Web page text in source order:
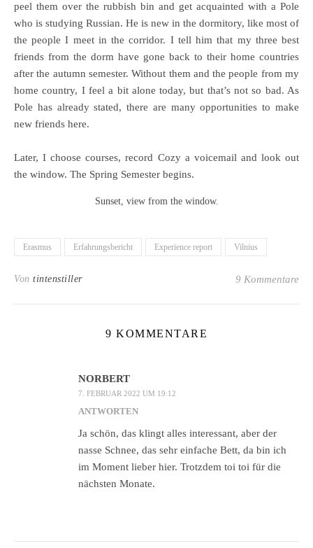
peel them over the rubbish bin and get acquainted with a Pole
who is studying Russian. He is new in the dormitory, like most of
the people I meet in the corridor. I tell him that my three best
friends from the dorm have gone back to their home countries
after the autumn semester. Without them and the people from my
home country, I feel a bit alone today, but that’s not so bad. As
Pole has already stated, there are many opportunities to make
new friends here.
Later, I choose courses, record Cozy a voicemail and look out
the window. The Spring Semester begins.
Sunset, view from the window.
Erasmus Erfahrungsbericht Experience report Vilnius
Von tintenstiller 9 Kommentare
9 KOMMENTARE
NORBERT
7. FEBRUAR 2022 UM 19:12
ANTWORTEN
Ja schön, das klingt alles interessant, aber der
nasse Schnee, das sehr einfache Bett, da bin ich
im Moment lieber hier. Trotzdem toi toi für die
nächsten Monate.